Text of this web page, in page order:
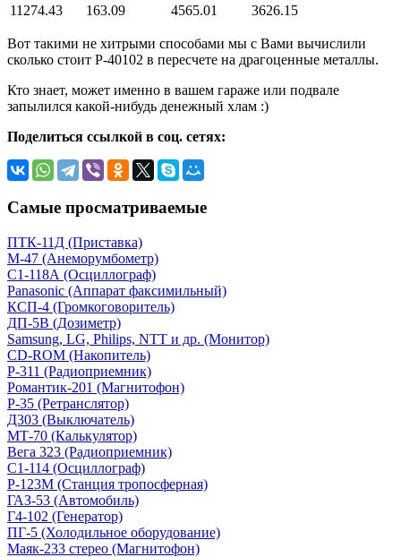
11274.43
163.09 4565.01 3626.15
Вот такими не хитрыми способами мы с Вами вычислили
сколько стоит Р-40102 в пересчете на драгоценные металлы.
Кто знает, может именно в вашем гараже или подвале
запылился какой-нибудь денежный хлам :)
Поделиться ссылкой в соц. сетях:
Самые просматриваемые
ПТК-11Д (Приставка)
М-47 (Анеморумбометр)
С1-118А (Осциллограф)
Panasonic (Аппарат факсимильный)
КСП-4 (Громкоговоритель)
ДП-5В (Дозиметр)
Samsung, LG, Philips, NTT и др. (Монитор)
CD-ROM (Накопитель)
Р-311 (Радиоприемник)
Романтик-201 (Магнитофон)
Р-35 (Ретранслятор)
Д303 (Выключатель)
МТ-70 (Калькулятор)
Вега 323 (Радиоприемник)
С1-114 (Осциллограф)
Р-123М (Станция тропосферная)
ГАЗ-53 (Автомобиль)
Г4-102 (Генератор)
ПГ-5 (Холодильное оборудование)
Маяк-233 стерео (Магнитофон)